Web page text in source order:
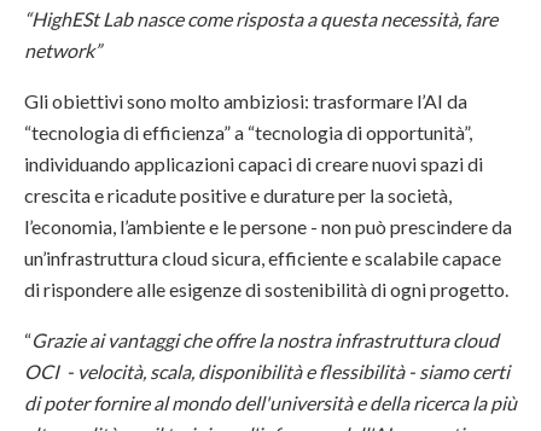
“HighESt Lab nasce come risposta a questa necessità, fare
network”
Gli obiettivi sono molto ambiziosi: trasformare l’AI da
“tecnologia di efficienza” a “tecnologia di opportunità”,
individuando applicazioni capaci di creare nuovi spazi di
crescita e ricadute positive e durature per la società,
l’economia, l’ambiente e le persone - non può prescindere da
un’infrastruttura cloud sicura, efficiente e scalabile capace
di rispondere alle esigenze di sostenibilità di ogni progetto.
“Grazie ai vantaggi che offre la nostra infrastruttura cloud
OCI - velocità, scala, disponibilità e flessibilità - siamo certi
di poter fornire al mondo dell'università e della ricerca la più